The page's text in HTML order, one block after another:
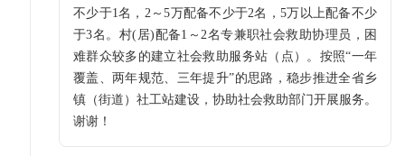
不少于1名，2～5万配备不少于2名，5万以上配备不少
于3名。村(居)配备1～2名专兼职社会救助协理员，困
难群众较多的建立社会救助服务站（点）。按照“一年
覆盖、两年规范、三年提升”的思路，稳步推进全省乡
镇（街道）社工站建设，协助社会救助部门开展服务。
谢谢！